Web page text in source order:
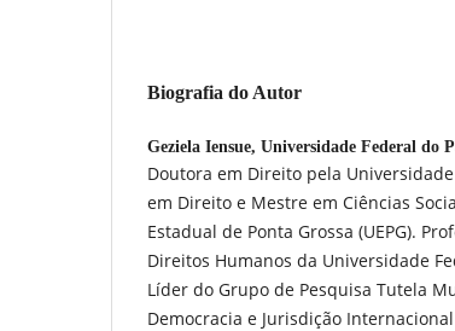
Biografia do Autor
Geziela Iensue, Universidade Federal do
Doutora em Direito pela
em Direito e Mestre em Ciências
Estadual de Ponta Grossa (UEPG).
Direitos Humanos da Universidade
Líder do Grupo de Pesquisa Tutela
Democracia e Jurisdição Internacional